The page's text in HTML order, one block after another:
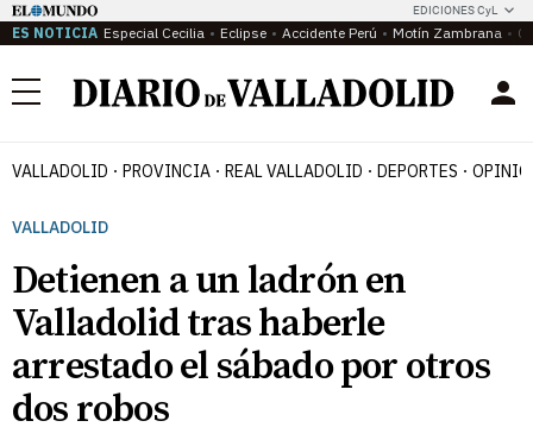
EDICIONES CyL
ES NOTICIA Especial Cecilia Eclipse Accidente Perú Motín Zambrana
Menú
VALLADOLID PROVINCIA REAL VALLADOLID DEPORTES
VALLADOLID
Detienen a un ladrón en
Valladolid tras haberle
arrestado el sábado por otros
dos robos